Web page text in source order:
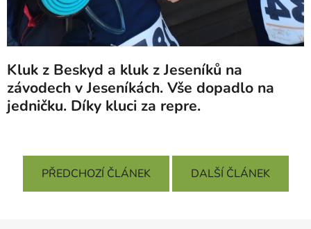
Kluk z Beskyd a kluk z Jeseníků na
závodech v Jeseníkách. Vše dopadlo na
jedničku. Díky kluci za repre.
PŘEDCHOZÍ ČLÁNEK DALŠÍ ČLÁNEK